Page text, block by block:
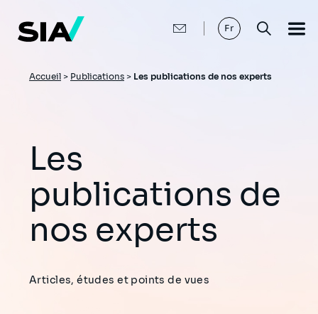
contenu
principal
Fr
Fil
Accueil > Publications > Les publications de nos experts
Les
publications de
nos experts
Articles, études et points de vues